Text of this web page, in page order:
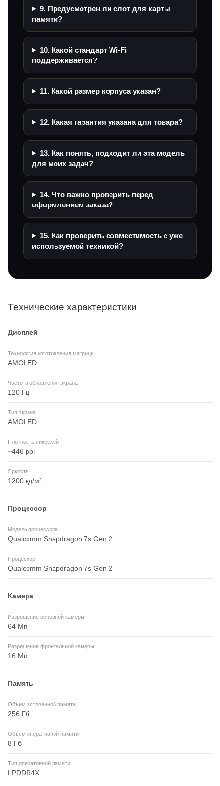
9. Предусмотрен ли слот для карты
памяти?
10. Какой стандарт Wi‑Fi
поддерживается?
11. Какой размер корпуса указан?
12. Какая гарантия указана для товара?
13. Как понять, подходит ли эта модель
для моих задач?
14. Что важно проверить перед
оформлением заказа?
15. Как проверить совместимость с уже
используемой техникой?
Технические характеристики
Дисплей
Технология изготовления матрицы
AMOLED
Частота обновления экрана
120 Гц
Тип экрана
AMOLED
Плотность пикселей
~446 ppi
Яркость
1200 кд/м²
Процессор
Модель процессора
Qualcomm Snapdragon 7s Gen 2
Процессор
Qualcomm Snapdragon 7s Gen 2
Камера
Разрешение основной камеры
64 Мп
Разрешение фронтальной камеры
16 Мп
Память
Объем встроенной памяти
256 Гб
Объем оперативной памяти
8 Гб
Тип оперативной памяти
LPDDR4X